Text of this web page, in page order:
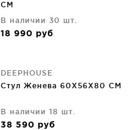
CM
В наличии 30 шт.
18 990 руб
DEEPHOUSE
Стул Женева 60X56X80 CM
В наличии 18 шт.
38 590 руб